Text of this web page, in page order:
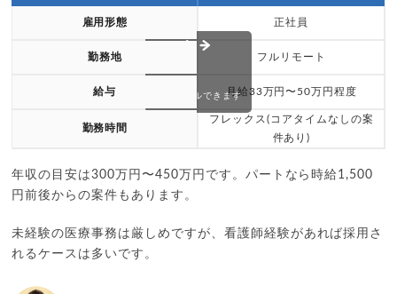
雇用形態 正社員
勤務地 フルリモート
給与 月給33万円〜50万円程度
勤務時間
フレックス(コアタイムなしの案
件あり)
スクロールできます
年収の目安は300万円〜450万円です。パートなら時給1,500
円前後からの案件もあります。
未経験の医療事務は厳しめですが、看護師経験があれば採用さ
れるケースは多いです。